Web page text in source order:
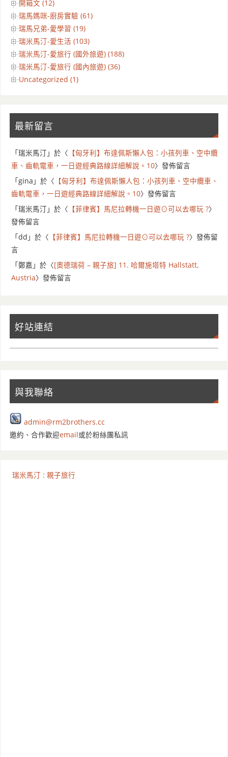
開箱文 (12)
瑞馬媽咪-廚房實驗 (61)
瑞馬兄弟-愛學習 (19)
瑞米馬汀-愛生活 (103)
瑞米馬汀-愛旅行 (國外旅遊) (188)
瑞米馬汀-愛旅行 (國內旅遊) (36)
Uncategorized (1)
最新留言
「瑞米馬汀 」於〈 【匈牙利】布達佩斯懶人包：小孩列車、空中纜
車、齒軌電車，一日遊經典路線詳細解說。10〉發佈留言
「gina 」於〈 【匈牙利】布達佩斯懶人包：小孩列車、空中纜車、
齒軌電車，一日遊經典路線詳細解說。10〉發佈留言
「瑞米馬汀 」於〈 【菲律賓】馬尼拉轉機一日遊⊙可以去哪玩 ?〉
發佈留言
「dd 」於〈 【菲律賓】馬尼拉轉機一日遊⊙可以去哪玩 ?〉發佈留
言
「鄭嘉 」於〈[奧德瑞荷 – 親子旅] 11. 哈爾施塔特 Hallstatt,
Austria〉發佈留言
好站連結
與我聯絡
admin@rm2brothers.cc
邀約、合作歡迎email 或於粉絲團私訊
瑞米馬汀 : 親子旅行